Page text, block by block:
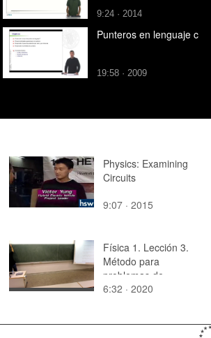
9:24 · 2014
Punteros en lenguaje c
19:58 · 2009
Physics: Examining
Circuits
9:07 · 2015
Física 1. Lección 3.
Método para
problemas de
cinemática
6:32 · 2020